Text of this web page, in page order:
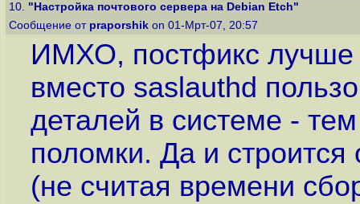
10. "Настройка почтового сервера на Debian Etch"
Сообщение от praporshik on 01-Мрт-07, 20:57
ИМХО, постфикс лучше
вместо saslauthd
деталей в системе -
поломки. Да и
(не считая времени